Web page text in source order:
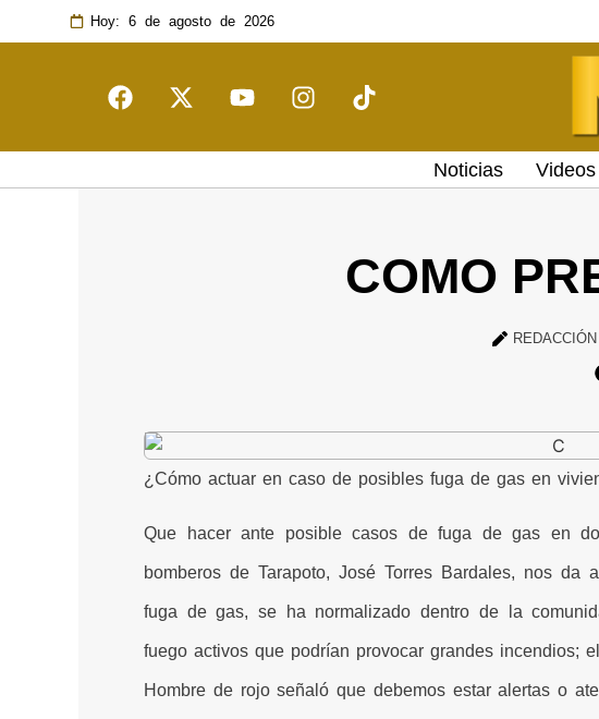
Hoy: 6 de agosto de 2026
Noticias Videos
COMO
¿Cómo actuar en caso de posibles fuga de gas en
Que hacer ante posible casos de fuga de gas en
bomberos de Tarapoto, José Torres Bardales, nos
fuga de gas, se ha normalizado dentro de la
fuego activos que podrían provocar grandes incendios; el
Hombre de rojo señaló que debemos estar alertas o